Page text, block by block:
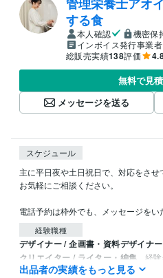
する食
本人確認
機密保
インボイス発行事業者
総販売実績138評価
無料で見
メッセージを送る
スケジュール
主に平日夜や土日祝日で、対応をさせ
お気軽にご相談ください。
電話予約は枠外でも、メッセージをい
経験職種
デザイナー / 企画書・資料デザイナー
クリエイター / ライター・編集 経
クリエイター / 作家 経験年数 : 10年
出品者の実績をもっと見る